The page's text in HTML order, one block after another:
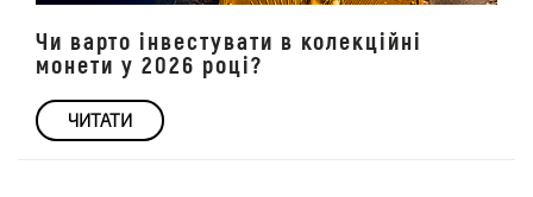
Чи варто інвестувати в колекційні
монети у 2026 році?
ЧИТАТИ